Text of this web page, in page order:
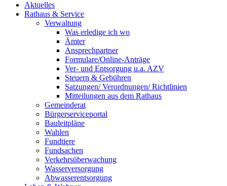
Aktuelles
Rathaus & Service
Verwaltung
Was erledige ich wo
Ämter
Ansprechpartner
Formulare/Online-Anträge
Ver- und Entsorgung u.a. AZV
Steuern & Gebühren
Satzungen/ Verordnungen/ Richtlinien
Mitteilungen aus dem Rathaus
Gemeinderat
Bürgerserviceportal
Bauleitpläne
Wahlen
Fundtiere
Fundsachen
Verkehrsüberwachung
Wasserversorgung
Abwasserentsorgung